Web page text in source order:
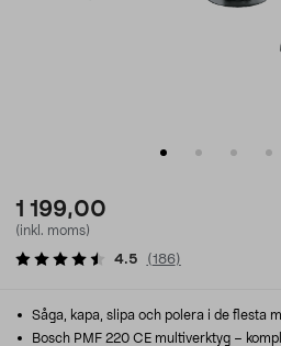
1 199,00
(inkl. moms)
4.5 (186)
Såga, kapa, slipa och polera i de flesta
Bosch PMF 220 CE multiverktyg –